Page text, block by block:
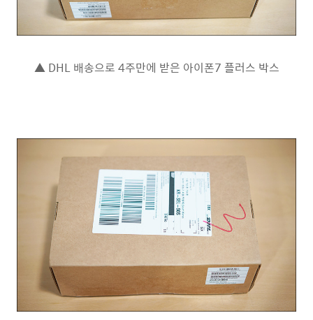
▲ DHL 배송으로 4주만에 받은 아이폰7 플러스 박스